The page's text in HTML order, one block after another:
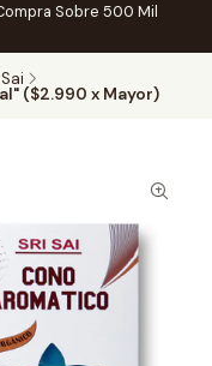
Sobre 500 Mil
($2.990 x Mayor)